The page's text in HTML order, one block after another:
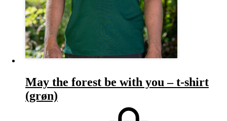
May the forest be with you – t-shirt
(grøn)